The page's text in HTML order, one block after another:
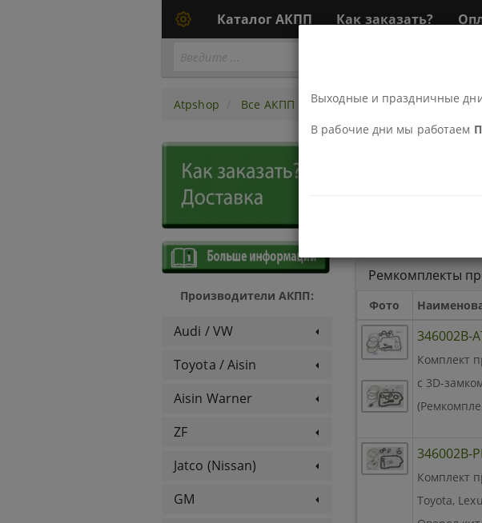
Каталог АКПП Как заказать?
Atpshop Все АКПП АКПП U760E Детали для
Производители АКПП:
Audi / VW
Toyota / Aisin
Aisin Warner
ZF
Jatco (Nissan)
GM
Ремкомплекты
Фото
346002B-
Комплект
с 3D-
346002B-
Комплект
Toyota,
Выходные и праздничные
В рабочие дни мы работаем